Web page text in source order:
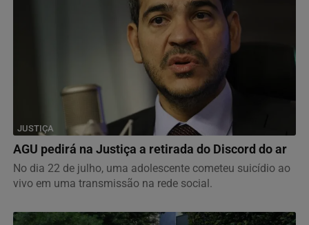
JUSTIÇA
AGU pedirá na Justiça a retirada do Discord do ar
No dia 22 de julho, uma adolescente cometeu suicídio ao
vivo em uma transmissão na rede social.